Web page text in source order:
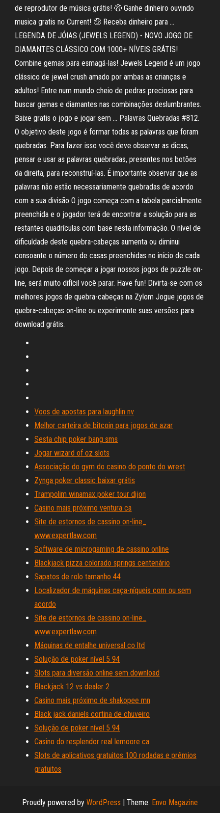
de reprodutor de música grátis! 🤑 Ganhe dinheiro ouvindo
musica gratis no Current! 🤑 Receba dinheiro para …
LEGENDA DE JÓIAS (JEWELS LEGEND) - NOVO JOGO DE
DIAMANTES CLÁSSICO COM 1000+ NÍVEIS GRÁTIS!
Combine gemas para esmagá-las! Jewels Legend é um jogo
clássico de jewel crush amado por ambas as crianças e
adultos! Entre num mundo cheio de pedras preciosas para
buscar gemas e diamantes nas combinações deslumbrantes.
Baixe gratis o jogo e jogar sem … Palavras Quebradas #812.
O objetivo deste jogo é formar todas as palavras que foram
quebradas. Para fazer isso você deve observar as dicas,
pensar e usar as palavras quebradas, presentes nos botões
da direita, para reconstruí-las. É importante observar que as
palavras não estão necessariamente quebradas de acordo
com a sua divisão O jogo começa com a tabela parcialmente
preenchida e o jogador terá de encontrar a solução para as
restantes quadrículas com base nesta informação. O nível de
dificuldade deste quebra-cabeças aumenta ou diminui
consoante o número de casas preenchidas no início de cada
jogo. Depois de começar a jogar nossos jogos de puzzle on-
line, será muito difícil você parar. Have fun! Divirta-se com os
melhores jogos de quebra-cabeças na Zylom Jogue jogos de
quebra-cabeças on-line ou experimente suas versões para
download grátis.
Voos de apostas para laughlin nv
Melhor carteira de bitcoin para jogos de azar
Sesta chip poker bang sms
Jogar wizard of oz slots
Associação do gym do casino do ponto do wrest
Zynga poker classic baixar grátis
Trampolim winamax poker tour dijon
Casino mais próximo ventura ca
Site de estornos de cassino on-line_
www.expertlaw.com
Software de microgaming de cassino online
Blackjack pizza colorado springs centenário
Sapatos de rolo tamanho 44
Localizador de máquinas caça-níqueis com ou sem
acordo
Site de estornos de cassino on-line_
www.expertlaw.com
Máquinas de entalhe universal co ltd
Solução de poker nível 5 94
Slots para diversão online sem download
Blackjack 12 vs dealer 2
Casino mais próximo de shakopee mn
Black jack daniels cortina de chuveiro
Solução de poker nível 5 94
Casino do resplendor real lemoore ca
Slots de aplicativos gratuitos 100 rodadas e prêmios
gratuitos
Proudly powered by WordPress | Theme: Envo Magazine